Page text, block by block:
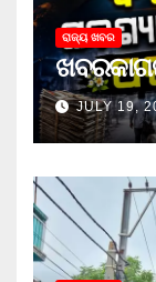
ରାଜ୍ୟ ଖବର
JULY 19,